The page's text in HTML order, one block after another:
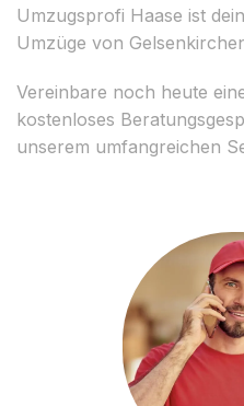
Umzugsprofi Haase ist
Umzüge von
Vereinbare noch heute
kostenloses
unserem umfangreichen